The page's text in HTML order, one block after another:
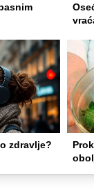
zdravlje?